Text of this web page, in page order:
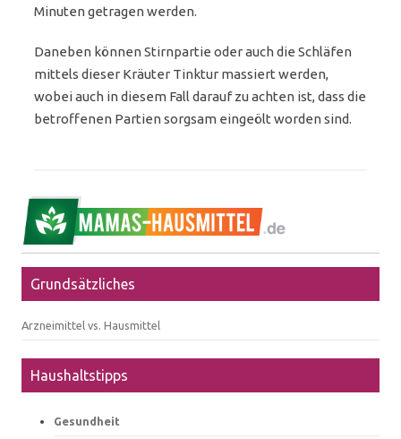
Minuten getragen werden.
Daneben können Stirnpartie oder auch die Schläfen
mittels dieser Kräuter Tinktur massiert werden,
wobei auch in diesem Fall darauf zu achten ist, dass die
betroffenen Partien sorgsam eingeölt worden sind.
Grundsätzliches
Arzneimittel vs. Hausmittel
Haushaltstipps
Gesundheit